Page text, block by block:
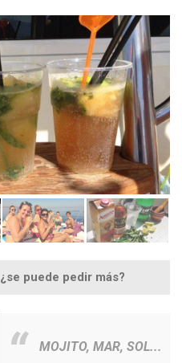
puede pedir más?
MOJITO, MAR, SOL...